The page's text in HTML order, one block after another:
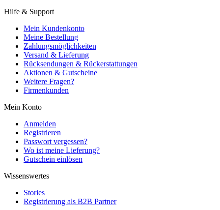
Hilfe & Support
Mein Kundenkonto
Meine Bestellung
Zahlungsmöglichkeiten
Versand & Lieferung
Rücksendungen & Rückerstattungen
Aktionen & Gutscheine
Weitere Fragen?
Firmenkunden
Mein Konto
Anmelden
Registrieren
Passwort vergessen?
Wo ist meine Lieferung?
Gutschein einlösen
Wissenswertes
Stories
Registrierung als B2B Partner